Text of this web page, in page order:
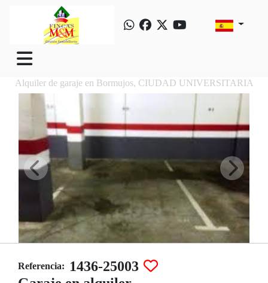
Alquiler de garaje en Bormujos, CIUDAD UNIVERSITARIA
Referencia:
1436-25003